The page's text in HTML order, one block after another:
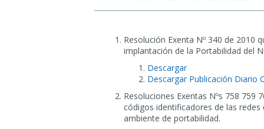
Resolución Exenta Nº 340 de 2010
implantación de la Portabilidad del
Descargar
Descargar Publicación Diario
Resoluciones Exentas Nºs 758 759
códigos identificadores de las
ambiente de portabilidad.